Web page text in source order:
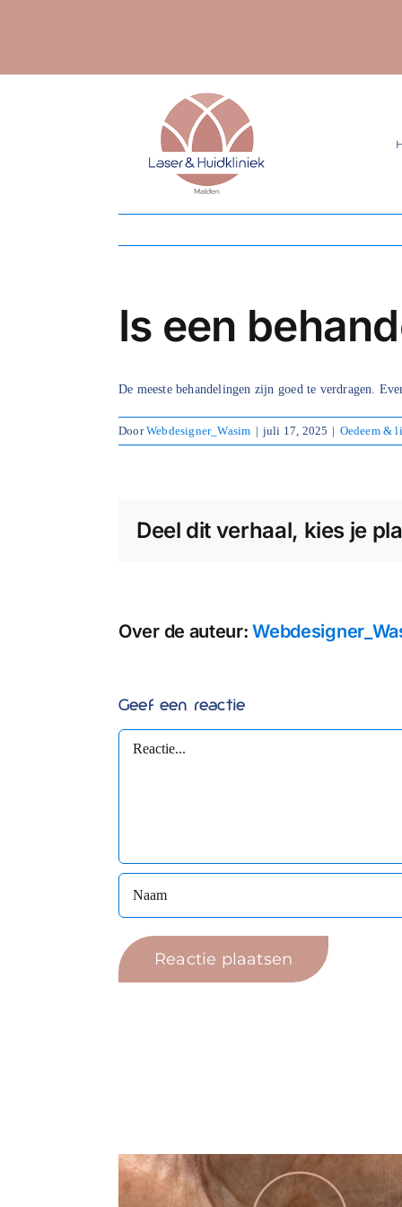
Is een
De meeste behandelingen zijn goed te verdragen.
DoorWebdesigner_Wasim | juli 17, 2025 | Oedeem &
Deel dit verhaal, kies je
Over de auteur:
Geef een reactie
Reactie